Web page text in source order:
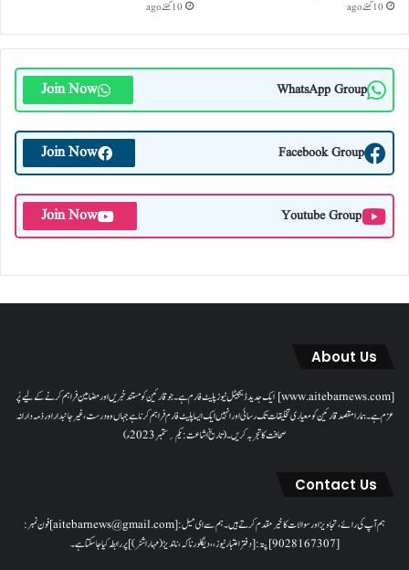
10 گھنٹے ago 10 گھنٹے ago
WhatsApp Group
Join Now
Facebook Group
Join Now
Youtube Group
Join Now
About Us
[www.aitebarnews.com] ایک جدید ڈیجیٹل نیوز پلیٹ فارم ہے۔ جو قارئین کو مستند خبریں اور مضامین فراہم کرنے کے لیے پُر
عزم ہے۔ ہمارا مقصدقارئین کو معیاری تخلیقات تک رسائی اور انہیں ایک ایسا پلیٹ فارم فراہم کرنا ہے جہاں وہ درست، غیر جانبدار اور ذمہ دارانہ
صحافت کا تجربہ کریں۔( تاریخ اشاعت : یکم؍ ستمبر 2023ء)
Contact Us
ہم آپ کی رائے، تجاویز اور سوالات کا خیرمقدم کرتے ہیں۔ ہم سےای میل: [aitebarnews@gmail.com]فون نمبر:
[9028167307]پتہ: [دفتر اعتبار نیوز، ، دیگلور ناکہ، ناندیڑ(مہاراشٹر) ] پر رابطہ کیا جاسکتا ہے۔